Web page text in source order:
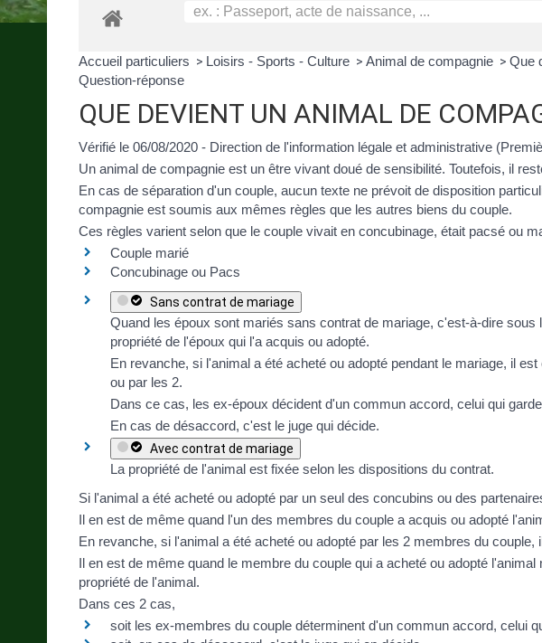
Accueil particuliers > Loisirs - Sports - Culture > Animal de compagnie > Que
Question-réponse
QUE DEVIENT UN ANIMAL DE
Vérifié le 06/08/2020 - Direction de l'information légale et administrative
Un animal de compagnie est un être vivant doué de sensibilité. Toutefois, il
En cas de séparation d'un couple, aucun texte ne prévoit de disposition
compagnie est soumis aux mêmes règles que les autres biens du couple.
Ces règles varient selon que le couple vivait en concubinage, était pacsé ou
Couple marié
Concubinage ou Pacs
Sans contrat de mariage
Quand les époux sont mariés sans contrat de mariage, c'est-à-dire sous
propriété de l'époux qui l'a acquis ou adopté.
En revanche, si l'animal a été acheté ou adopté pendant le mariage, il
ou par les 2.
Dans ce cas, les ex-époux décident d'un commun accord, celui qui
En cas de désaccord, c'est le juge qui décide.
Avec contrat de mariage
La propriété de l'animal est fixée selon les dispositions du contrat.
Si l'animal a été acheté ou adopté par un seul des concubins ou des
Il en est de même quand l'un des membres du couple a acquis ou adopté
En revanche, si l'animal a été acheté ou adopté par les 2 membres du
Il en est de même quand le membre du couple qui a acheté ou adopté
propriété de l'animal.
Dans ces 2 cas,
soit les ex-membres du couple déterminent d'un commun accord, celui